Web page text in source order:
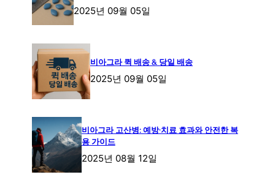
2025년 09월 05일
비아그라 퀵 배송 & 당일 배송
2025년 09월 05일
비아그라 고산병: 예방·치료 효과와 안전한 복
용 가이드
2025년 08월 12일